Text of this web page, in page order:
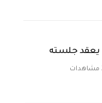
يعقد جلسته